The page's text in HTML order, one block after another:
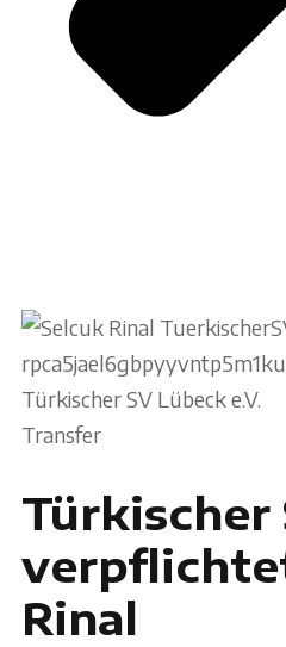
Transfer
Türkischer
Rinal